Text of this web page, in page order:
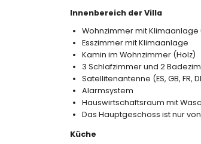
Innenbereich der Villa
Wohnzimmer mit Klimaanlage
Esszimmer mit Klimaanlage
Kamin im Wohnzimmer (Holz)
3 Schlafzimmer und 2
Satellitenantenne (ES, GB, FR,
Alarmsystem
Hauswirtschaftsraum mit
Das Hauptgeschoss ist nur
Küche